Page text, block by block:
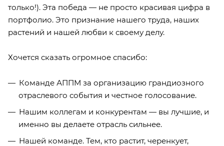
только!). Эта победа — не просто красивая цифра в
портфолио. Это признание нашего труда, наших
растений и нашей любви к своему делу.
Хочется сказать огромное спасибо:
Команде АППМ за организацию грандиозного
отраслевого события и честное голосование.
Нашим коллегам и конкурентам — вы лучшие, и
именно вы делаете отрасль сильнее.
Нашей команде. Тем, кто растит, черенкует,